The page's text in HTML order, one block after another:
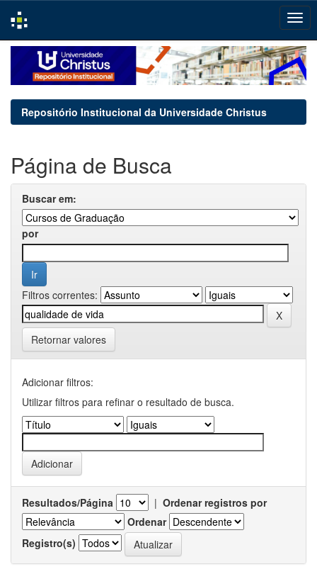
navigation
Repositório Institucional da Universidade Christus
Página de Busca
Buscar em:
por
Filtros correntes:
Retornar valores
Adicionar filtros:
Utilizar filtros para refinar o resultado de busca.
Resultados/Página | Ordenar registros por
Ordenar
Registro(s)